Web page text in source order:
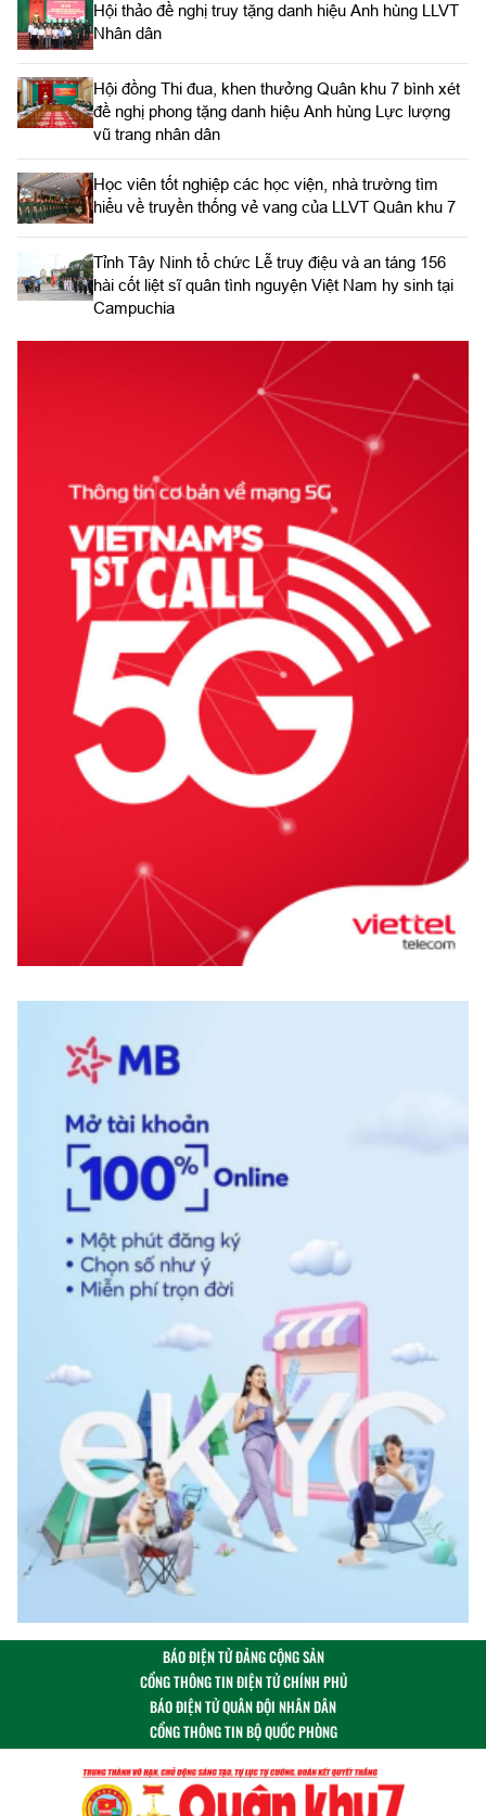
Hội thảo đề nghị truy tặng danh hiệu Anh hùng LLVT
Nhân dân
Hội đồng Thi đua, khen thưởng Quân khu 7 bình xét
đề nghị phong tặng danh hiệu Anh hùng Lực lượng
vũ trang nhân dân
Học viên tốt nghiệp các học viện, nhà trường tìm
hiểu về truyền thống vẻ vang của LLVT Quân khu 7
​Tỉnh Tây Ninh tổ chức Lễ truy điệu và an táng 156
hài cốt liệt sĩ quân tình nguyện Việt Nam hy sinh tại
Campuchia
BÁO ĐIỆN TỬ ĐẢNG CỘNG SẢN
CỔNG THÔNG TIN ĐIỆN TỬ CHÍNH PHỦ
BÁO ĐIỆN TỬ QUÂN ĐỘI NHÂN DÂN
CỔNG THÔNG TIN BỘ QUỐC PHÒNG